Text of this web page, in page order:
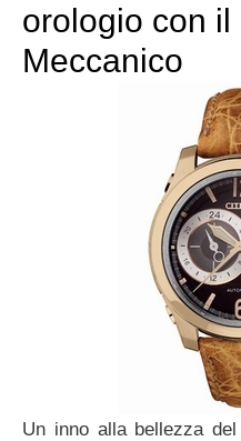
orologio con
Meccanico
Un inno alla bellezza